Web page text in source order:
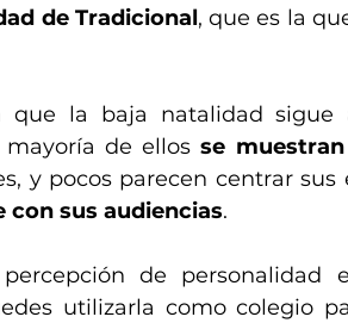
de Tradicional, que es la
la baja natalidad sigue
mayoría de ellos se
y pocos parecen centrar sus
con sus audiencias.
de personalidad
utilizarla como colegio